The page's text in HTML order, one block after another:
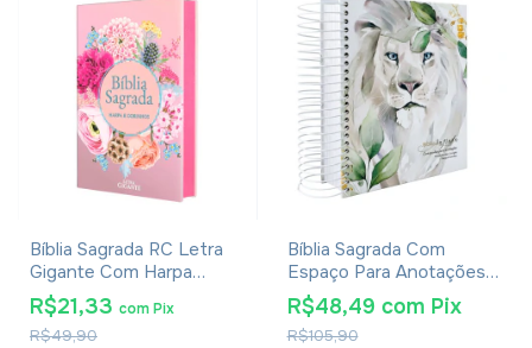
Bíblia Sagrada RC Letra
Gigante Com Harpa
Avivada E Corinhos Capa
Dura Circulo Flores
R$49,90
R$21,33 comPix
Bíblia Sagrada Com
Espaço Para Anotações
Harpa Avivada E Corinhos
Leão Aquarela
R$105,90
R$48,49 com Pix